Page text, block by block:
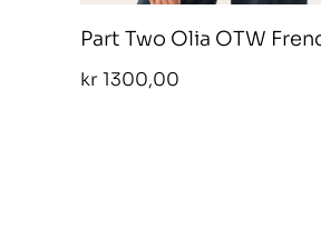
Part Two Olia OTW
kr 1300,00